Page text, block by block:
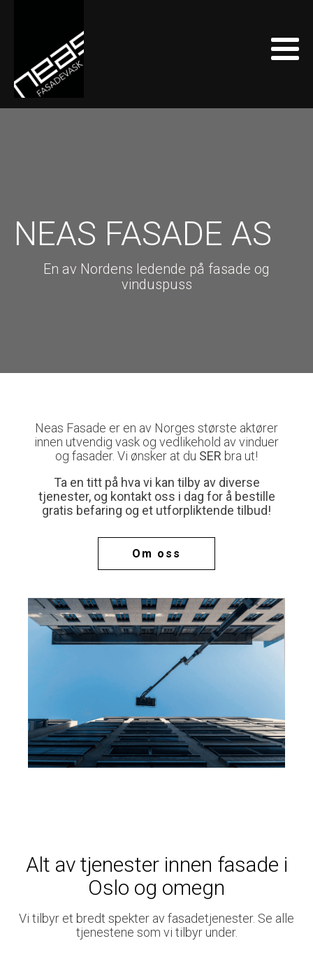
NEAS FASADE AS
En av Nordens ledende på fasade og
vinduspuss
Neas Fasade er en av Norges største aktører
innen utvendig vask og vedlikehold av vinduer
og fasader. Vi ønsker at du SER bra ut!
Ta en titt på hva vi kan tilby av diverse
tjenester, og kontakt oss i dag for å bestille
gratis befaring og et utforpliktende tilbud!
Om oss
Alt av tjenester innen fasade i
Oslo og omegn
Vi tilbyr et bredt spekter av fasadetjenester. Se alle
tjenestene som vi tilbyr under.